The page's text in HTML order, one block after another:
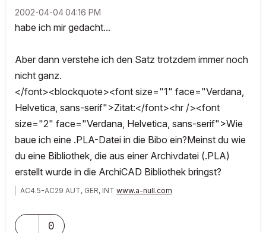
‎2002-04-0404:16 PM
habe ich mir gedacht...
Aber dann verstehe ich den Satz trotzdem immer noch
nicht ganz.
</font><blockquote><font size="1" face="Verdana,
Helvetica, sans-serif">Zitat:</font><hr /><font
size="2" face="Verdana, Helvetica, sans-serif">Wie
baue ich eine .PLA-Datei in die Bibo ein?Meinst du wie
du eine Bibliothek, die aus einer Archivdatei (.PLA)
erstellt wurde in die ArchiCAD Bibliothek bringst?
AC4.5-AC29 AUT, GER, INT www.a-null.com
0